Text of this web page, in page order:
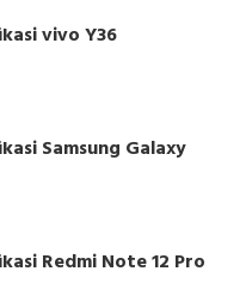
vivo Y36
Samsung Galaxy
Redmi Note 12 Pro